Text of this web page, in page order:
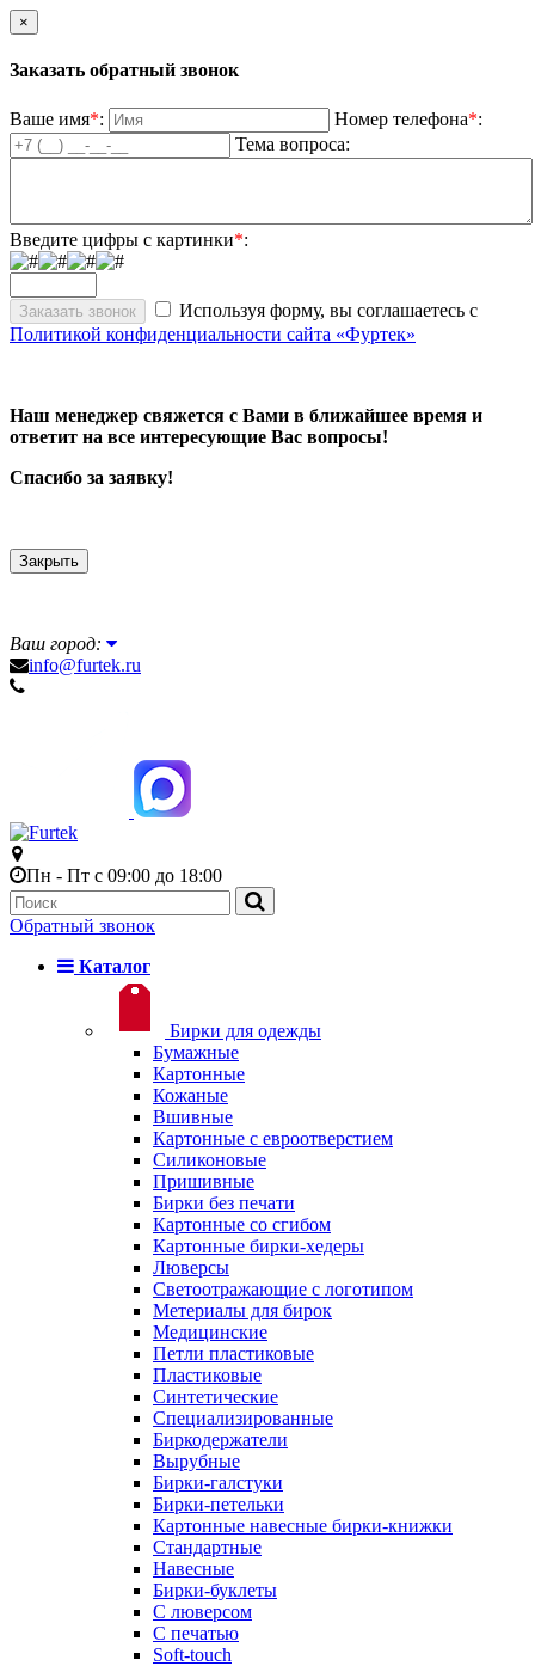
×
Заказать обратный звонок
Ваше имя*: Номер телефона*:
Тема вопроса:
Введите цифры с картинки*:
Используя форму, вы соглашаетесь с
Политикой конфиденциальности сайта «Фуртек»
Наш менеджер свяжется с Вами в ближайшее время и
ответит на все интересующие Вас вопросы!
Спасибо за заявку!
Закрыть
Ваш город:
info@furtek.ru
Пн - Пт с 09:00 до 18:00
Обратный звонок
Каталог
Бирки для одежды
Бумажные
Картонные
Кожаные
Вшивные
Картонные с евроотверстием
Силиконовые
Пришивные
Бирки без печати
Картонные со сгибом
Картонные бирки-хедеры
Люверсы
Светоотражающие с логотипом
Метериалы для бирок
Медицинские
Петли пластиковые
Пластиковые
Синтетические
Специализированные
Биркодержатели
Вырубные
Бирки-галстуки
Бирки-петельки
Картонные навесные бирки-книжки
Стандартные
Навесные
Бирки-буклеты
С люверсом
С печатью
Soft-touch